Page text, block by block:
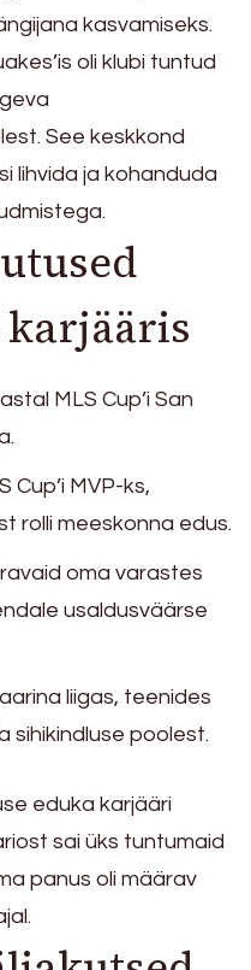
kasvamiseks.
oli klubi tuntud
See keskkond
lihvida ja kohanduda
karjääris
MLS Cup’i San
Cup’i MVP-ks,
rolli meeskonna edus.
oma varastes
usaldusväärse
liigas, teenides
sihikindluse poolest.
eduka karjääri
sai üks tuntumaid
panus oli määrav